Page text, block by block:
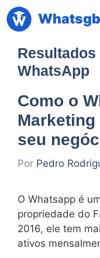
Pular
para
conteúdo
Whatsgb
WhatsApp
Como o
seu
Por Pedro
O Whatsapp é
propriedade do
2016, ele tem
ativos